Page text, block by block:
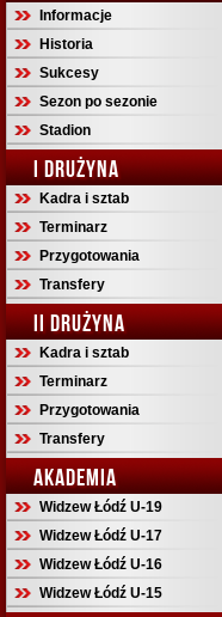
Informacje
Historia
Sukcesy
Sezon po sezonie
Stadion
I DRUŻYNA
Kadra i sztab
Terminarz
Przygotowania
Transfery
II DRUŻYNA
Kadra i sztab
Terminarz
Przygotowania
Transfery
AKADEMIA
Widzew Łódź U-19
Widzew Łódź U-17
Widzew Łódź U-16
Widzew Łódź U-15